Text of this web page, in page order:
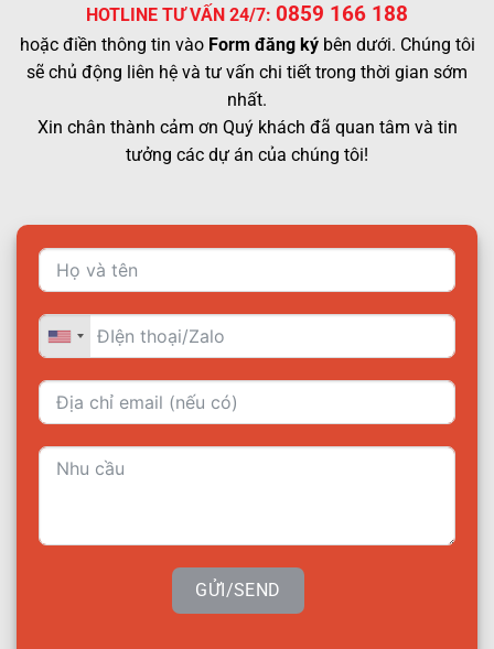
HOTLINE TƯ VẤN 24/7: 0859 166 188
hoặc điền thông tin vào Form đăng kýbên dưới. Chúng tôi
sẽ chủ động liên hệ và tư vấn chi tiết trong thời gian sớm
nhất.
Xin chân thành cảm ơn Quý khách đã quan tâm và tin
tưởng các dự án của chúng tôi!
GỬI/SEND